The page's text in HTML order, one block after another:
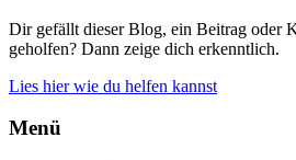
Dir gefällt dieser Blog, ein Beitrag oder
geholfen? Dann zeige dich erkenntlich.
Lies hier wie du helfen kannst
Menü